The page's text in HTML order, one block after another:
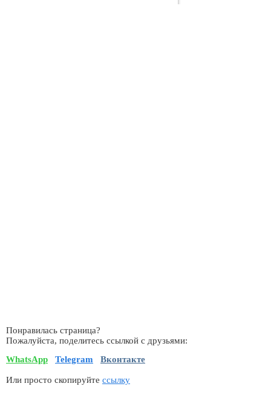
Понравилась страница?
Пожалуйста, поделитесь ссылкой с друзьями:
WhatsApp
Telegram Вконтакте
Или просто скопируйте ссылку